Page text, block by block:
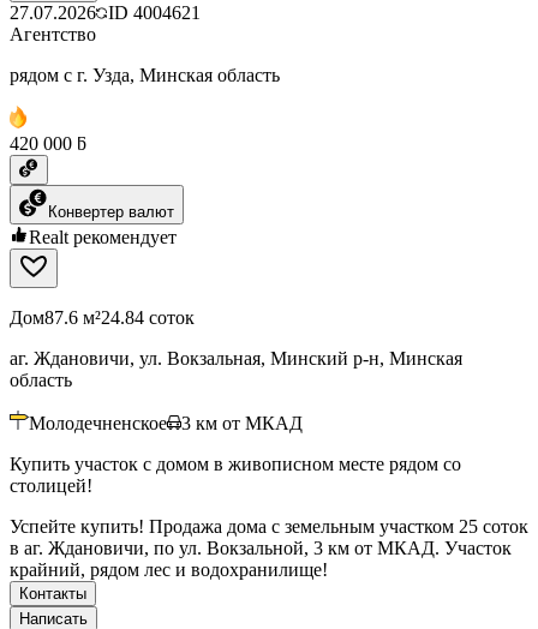
27.07.2026 ID 4004621
Агентство
рядом с г. Узда, Минская область
420 000 ƃ
Конвертер валют
Realt рекомендует
Дом87.6 м²24.84 соток
аг. Ждановичи, ул. Вокзальная, Минский р-н, Минская
область
Молодечненское 3 км от МКАД
Купить участок с домом в живописном месте рядом со
столицей!
Успейте купить! Продажа дома с земельным участком 25 соток
в аг. Ждановичи, по ул. Вокзальной, 3 км от МКАД. Участок
крайний, рядом лес и водохранилище!
Контакты
Написать